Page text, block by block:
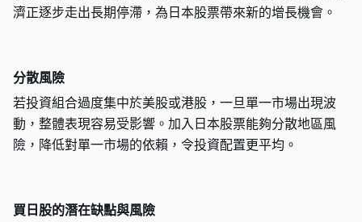
濟正逐步走出長期停滯，為日本股票帶來新的增長機會。
分散風險
若投資組合過度集中於美股或港股，一旦單一市場出現波
動，整體表現容易受影響。加入日本股票能夠分散地區風
險，降低對單一市場的依賴，令投資配置更平均。
買日股的潛在缺點與風險